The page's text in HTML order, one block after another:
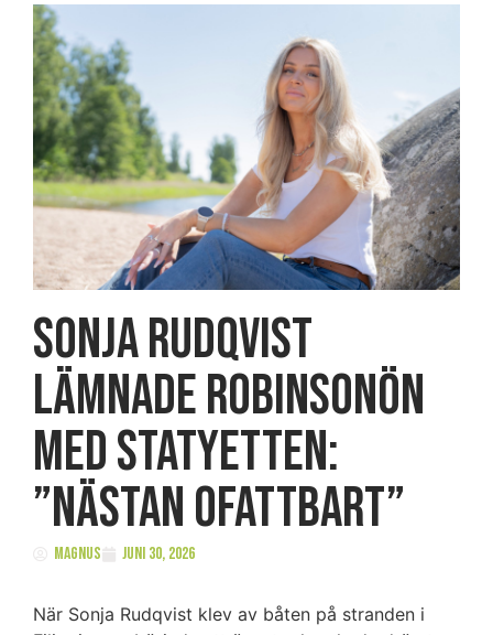
Sonja Rudqvist
lämnade Robinsonön
med statyetten:
”Nästan ofattbart”
Magnus juni 30, 2026
När Sonja Rudqvist klev av båten på stranden i